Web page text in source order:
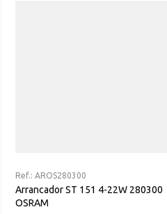
Ref.: AROS280300
Arrancador ST 151 4-22W 280300
OSRAM